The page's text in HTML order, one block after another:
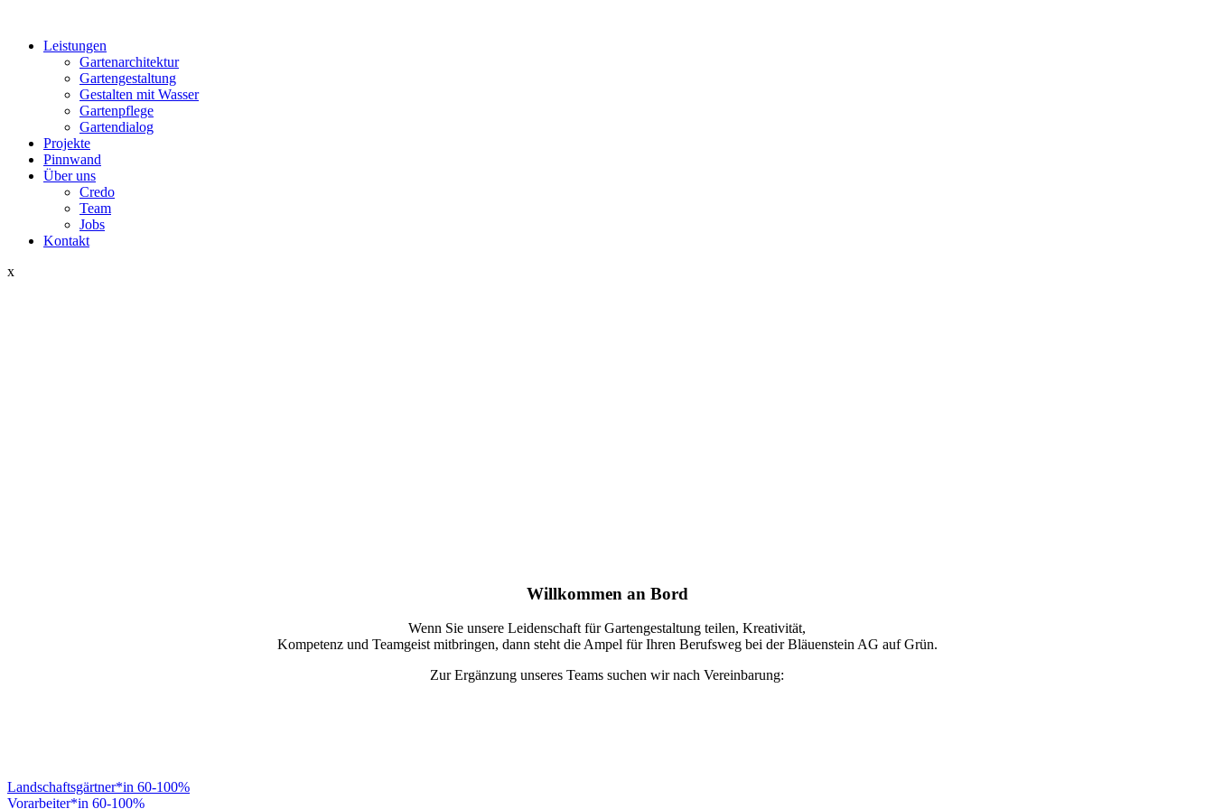
Leistungen
Gartenarchitektur
Gartengestaltung
Gestalten mit Wasser
Gartenpflege
Gartendialog
Projekte
Pinnwand
Über uns
Credo
Team
Jobs
Kontakt
x
Willkommen an Bord
Wenn Sie unsere Leidenschaft für Gartengestaltung teilen, Kreativität,
Kompetenz und Teamgeist mitbringen, dann steht die Ampel für Ihren Berufsweg bei der Bläuenstein AG auf Grün.
Zur Ergänzung unseres Teams suchen wir nach Vereinbarung:
Landschaftsgärtner*in 60-100%
Vorarbeiter*in 60-100%